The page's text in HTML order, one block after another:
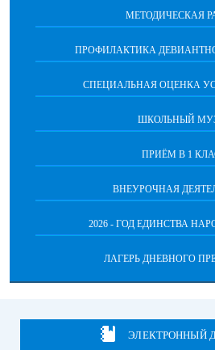
МЕТОДИЧЕСКАЯ
ПРОФИЛАКТИКА
СПЕЦИАЛЬНАЯ ОЦЕНКА
ШКОЛЬНЫЙ
ПРИЁМ В 1
ВНЕУРОЧНАЯ
2026 - ГОД ЕДИНСТВА
ЛАГЕРЬ ДНЕВНОГО
ЭЛЕКТРОННЫЙ